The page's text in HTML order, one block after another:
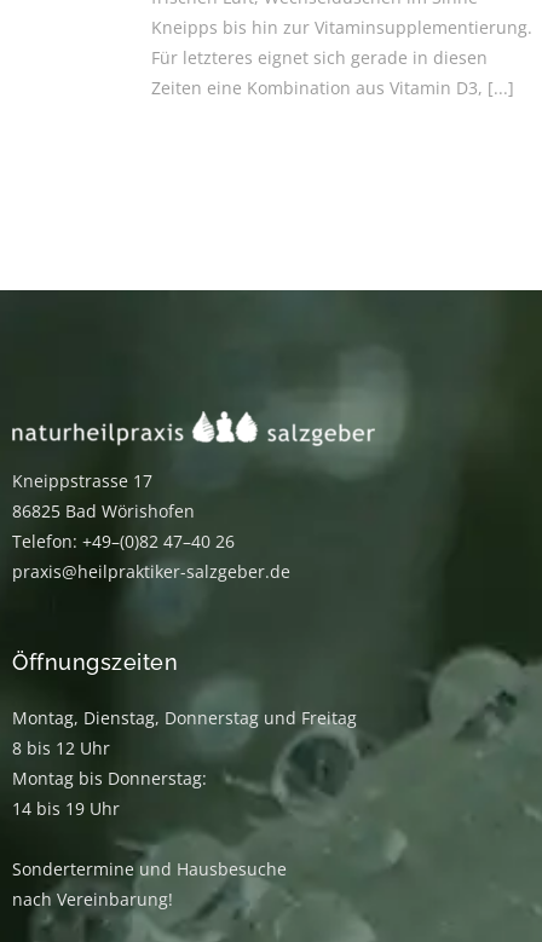
Kneipps bis hin zur Vitaminsupplementierung.
Für letzteres eignet sich gerade in diesen
Zeiten eine Kombination aus Vitamin D3, [...]
Kneippstrasse 17
86825 Bad Wörishofen
Telefon: +49–(0)82 47–40 26
praxis@heilpraktiker-salzgeber.de
Öffnungszeiten
Montag, Dienstag, Donnerstag und Freitag
8 bis 12 Uhr
Montag bis Donnerstag:
14 bis 19 Uhr
Sondertermine und Hausbesuche
nach Vereinbarung!